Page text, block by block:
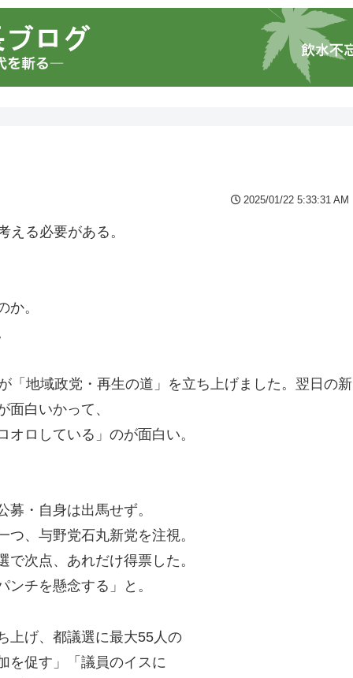
2025/01/22 5:33:31 AM
える必要がある。
か。
「地域政党・再生の道」を立ち上げました。翌日の新
面白いかって、
ロしている」のが面白い。
・自身は出馬せず。
、与野党石丸新党を注視。
次点、あれだけ得票した。
チを懸念する」と。
上げ、都議選に最大55人の
を促す」「議員のイスに